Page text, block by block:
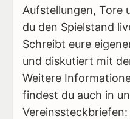
Aufstellungen, Tore
du den Spielstand
Schreibt eure
und diskutiert mit
Weitere
findest du auch in
Vereinssteckbriefen: